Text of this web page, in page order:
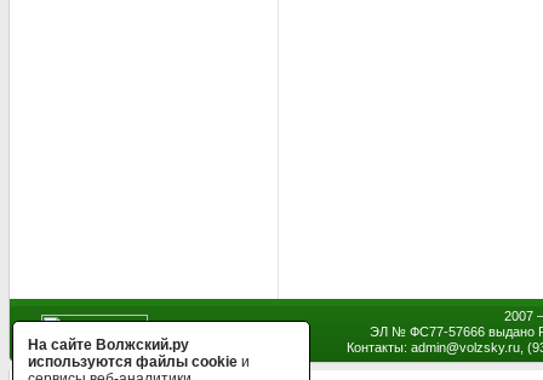
2007
ЭЛ № ФС77-57666 выдано
Контакты: admin@volzsky.ru,
На сайте Волжский.ру
используются файлы cookie и